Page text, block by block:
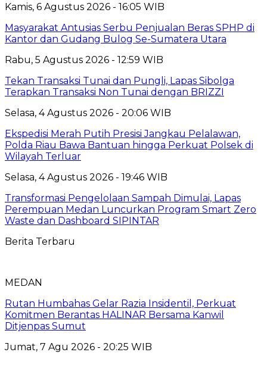
Kamis, 6 Agustus 2026 - 16:05 WIB
Masyarakat Antusias Serbu Penjualan Beras SPHP di
Kantor dan Gudang Bulog Se-Sumatera Utara
Rabu, 5 Agustus 2026 - 12:59 WIB
Tekan Transaksi Tunai dan Pungli, Lapas Sibolga
Terapkan Transaksi Non Tunai dengan BRIZZI
Selasa, 4 Agustus 2026 - 20:06 WIB
Ekspedisi Merah Putih Presisi Jangkau Pelalawan,
Polda Riau Bawa Bantuan hingga Perkuat Polsek di
Wilayah Terluar
Selasa, 4 Agustus 2026 - 19:46 WIB
Transformasi Pengelolaan Sampah Dimulai, Lapas
Perempuan Medan Luncurkan Program Smart Zero
Waste dan Dashboard SIPINTAR
Berita Terbaru
MEDAN
Rutan Humbahas Gelar Razia Insidentil, Perkuat
Komitmen Berantas HALINAR Bersama Kanwil
Ditjenpas Sumut
Jumat, 7 Agu 2026 - 20:25 WIB